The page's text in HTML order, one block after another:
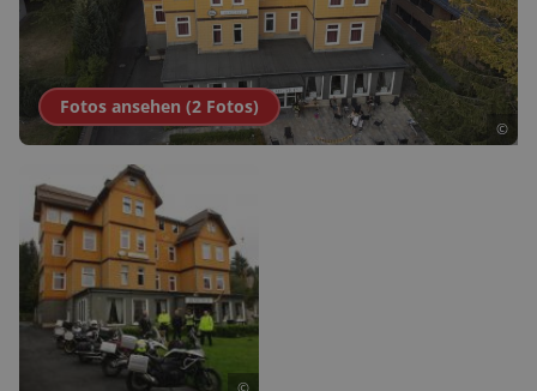
©
Fotos ansehen (2 Fotos)